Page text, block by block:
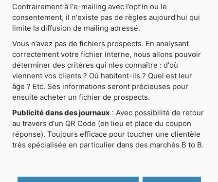
Contrairement à l'e-mailing avec l’opt’in ou le
consentement, il n'existe pas de règles aujourd'hui qui
limite la diffusion de mailing adressé.
Vous n’avez pas de fichiers prospects. En analysant
correctement votre fichier interne, nous allons pouvoir
déterminer des critères qui nles connaître : d'où
viennent vos clients ? Où habitent-ils ? Quel est leur
âge ? Etc. Ses informations seront précieuses pour
ensuite acheter un fichier de prospects.
Publicité dans des journaux : Avec possibilité de retour
au travers d'un QR Code (en lieu et place du coupon
réponse). Toujours efficace pour toucher une clientèle
très spécialisée en particulier dans des marchés B to B.